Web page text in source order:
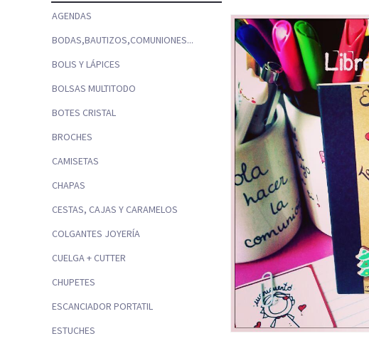
AGENDAS
BODAS,BAUTIZOS,COMUNIONES...
BOLIS Y LÁPICES
BOLSAS MULTITODO
BOTES CRISTAL
BROCHES
CAMISETAS
CHAPAS
CESTAS, CAJAS Y CARAMELOS
COLGANTES JOYERÍA
CUELGA + CUTTER
CHUPETES
ESCANCIADOR PORTATIL
ESTUCHES